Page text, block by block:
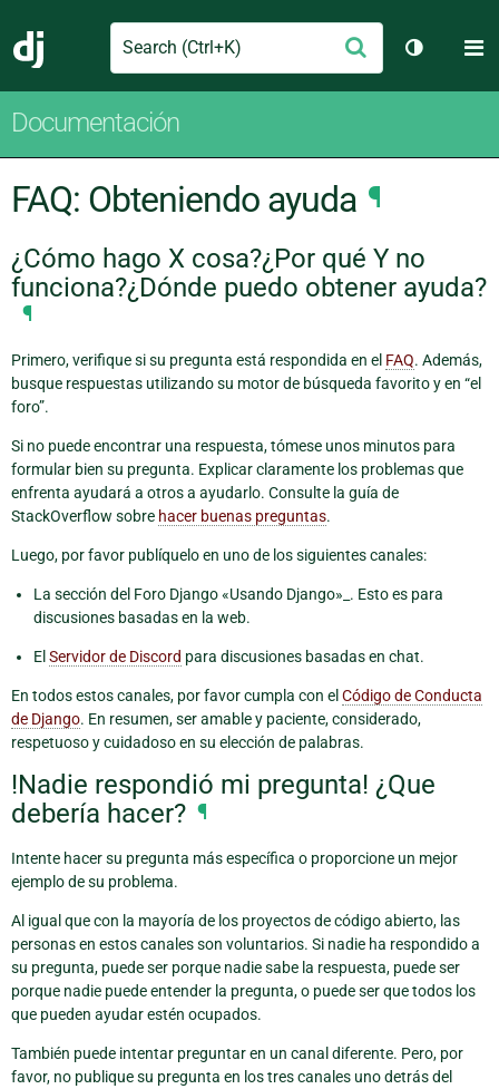
Django
Search Enviar
Cambiar
Documentación
FAQ: Obteniendo ayuda ¶
¿Cómo hago X cosa?¿Por qué Y no
funciona?¿Dónde puedo obtener ayuda?
¶
Primero, verifique si su pregunta está respondida en el FAQ. Además,
busque respuestas utilizando su motor de búsqueda favorito y en “el
foro”.
Si no puede encontrar una respuesta, tómese unos minutos para
formular bien su pregunta. Explicar claramente los problemas que
enfrenta ayudará a otros a ayudarlo. Consulte la guía de
StackOverflow sobre hacer buenas preguntas.
Luego, por favor publíquelo en uno de los siguientes canales:
La sección del Foro Django «Usando Django»_. Esto es para
discusiones basadas en la web.
El Servidor de Discord para discusiones basadas en chat.
En todos estos canales, por favor cumpla con el Código de Conducta
de Django. En resumen, ser amable y paciente, considerado,
respetuoso y cuidadoso en su elección de palabras.
!Nadie respondió mi pregunta! ¿Que
debería hacer? ¶
Intente hacer su pregunta más específica o proporcione un mejor
ejemplo de su problema.
Al igual que con la mayoría de los proyectos de código abierto, las
personas en estos canales son voluntarios. Si nadie ha respondido a
su pregunta, puede ser porque nadie sabe la respuesta, puede ser
porque nadie puede entender la pregunta, o puede ser que todos los
que pueden ayudar estén ocupados.
También puede intentar preguntar en un canal diferente. Pero, por
favor, no publique su pregunta en los tres canales uno detrás del